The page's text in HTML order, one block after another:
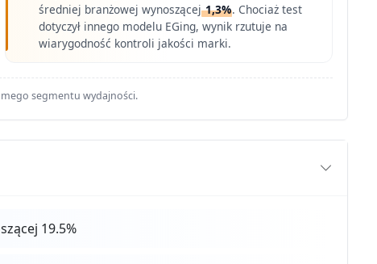
średniej branżowej wynoszącej1,3%. Chociaż test
dotyczył innego modelu EGing, wynik rzutuje na
wiarygodność kontroli jakości marki.
segmentu wydajności.
19.5%